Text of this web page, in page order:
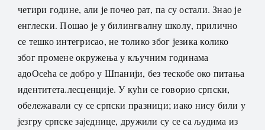
четири године, али је почео рат, па су остали. Знао је
енглески. Пошао је у билингвалну школу, прилично
се тешко интегрисао, не толико због језика колико
због промене окружења у кључним годинама
адоОсећа се добро у Шпанији, без тескобе око питања
идентитета.лесценције. У кући се говорио српски,
обележавали су се српски празници; иако нису били у
језгру српске заједнице, дружили су се са људима из